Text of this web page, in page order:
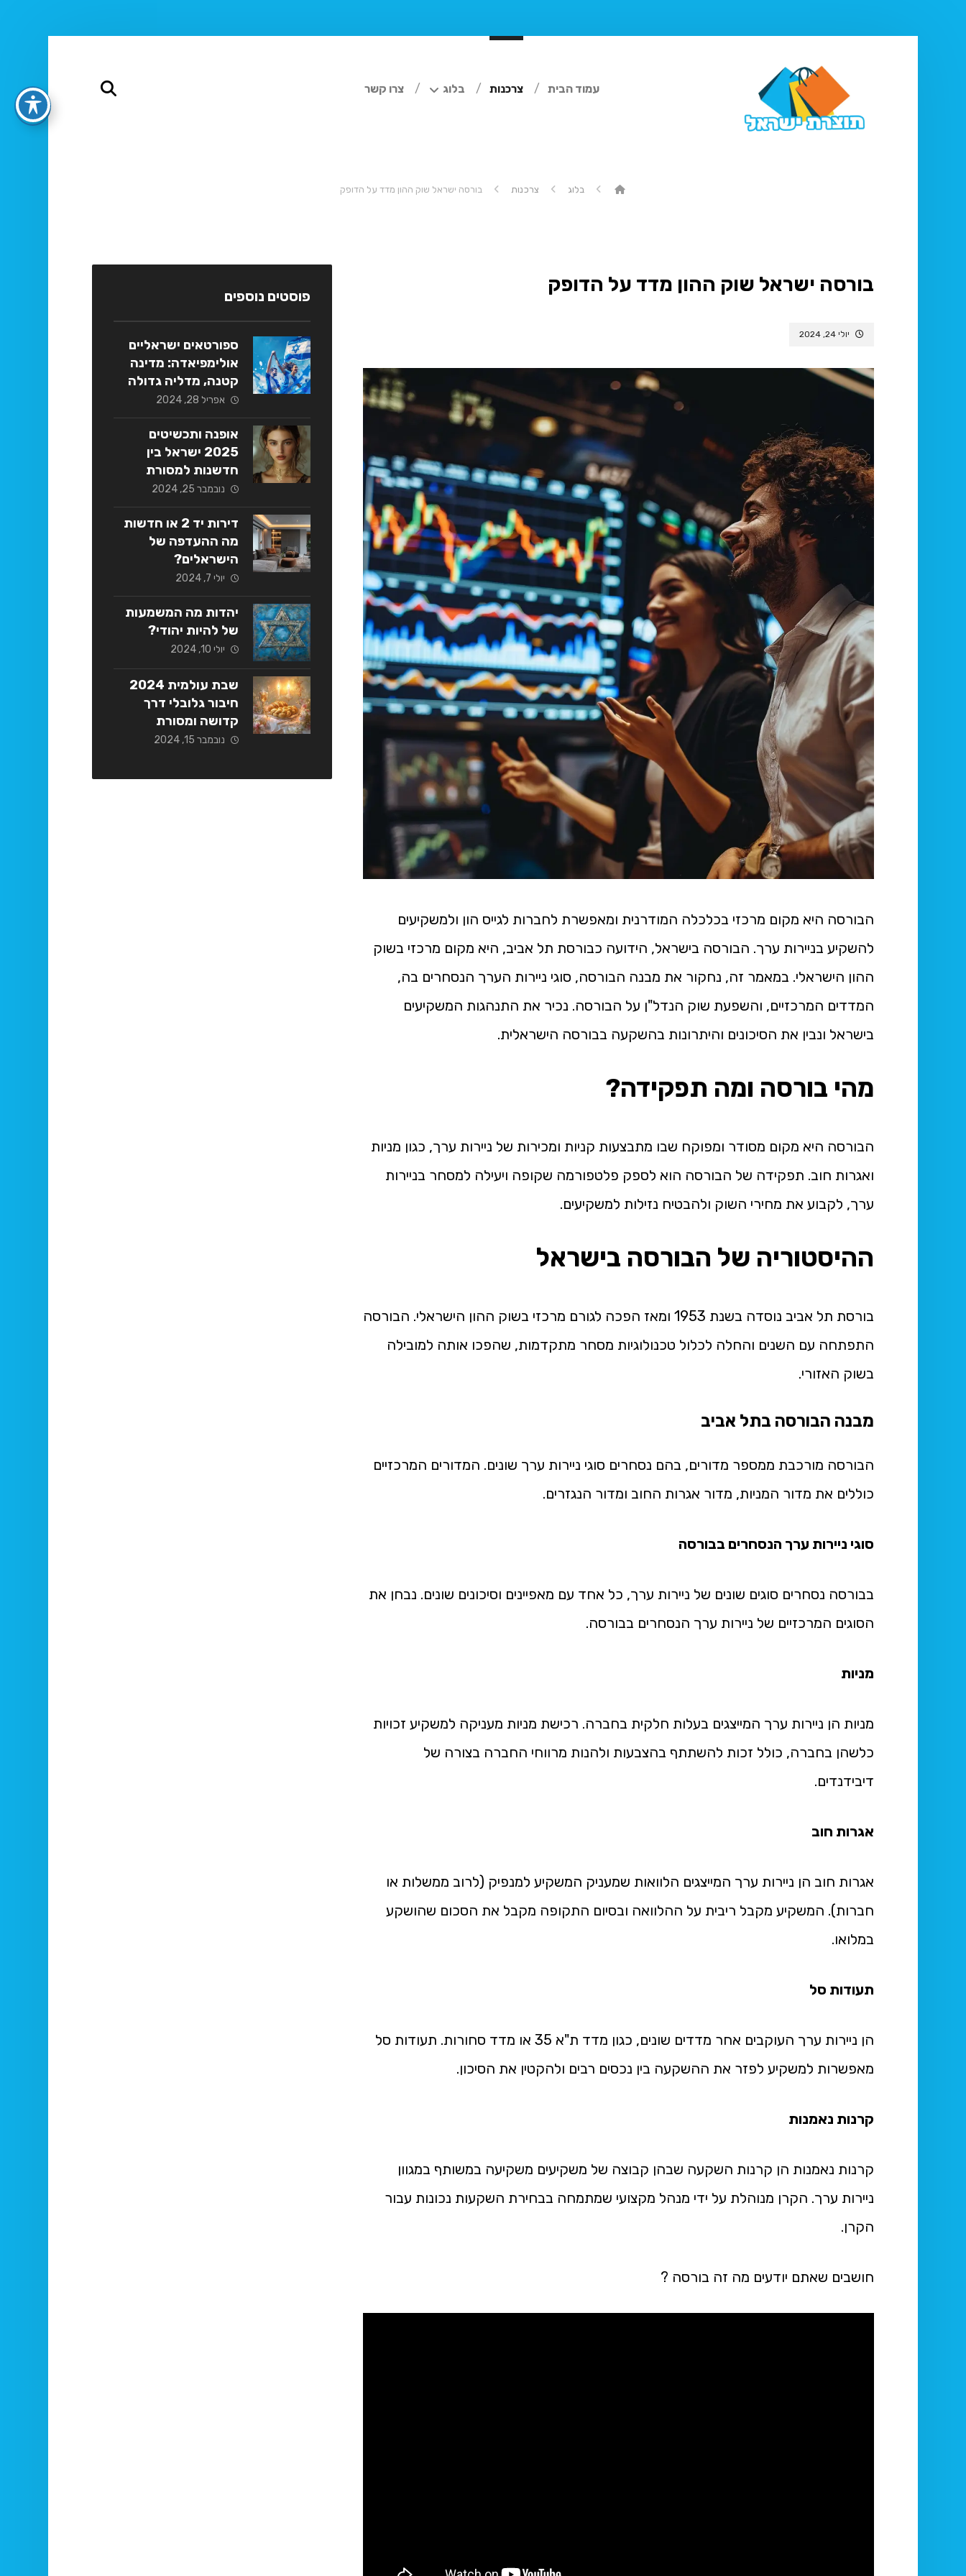
עמוד הבית צרכנות בלוג צרו קשר
בלוג צרכנות בורסה ישראל שוק ההון מדד על הדופק
בורסה ישראל שוק ההון מדד על הדופק
יולי 24, 2024
הבורסה היא מקום מרכזי בכלכלה המודרנית ומאפשרת לחברות לגייס הון ולמשקיעים
להשקיע בניירות ערך. הבורסה בישראל, הידועה כבורסת תל אביב, היא מקום מרכזי בשוק
ההון הישראלי. במאמר זה, נחקור את מבנה הבורסה, סוגי ניירות הערך הנסחרים בה,
המדדים המרכזיים, והשפעת שוק הנדל"ן על הבורסה. נכיר את התנהגות המשקיעים
בישראל ונבין את הסיכונים והיתרונות בהשקעה בבורסה הישראלית.
מהי בורסה ומה תפקידה?
הבורסה היא מקום מסודר ומפוקח שבו מתבצעות קניות ומכירות של ניירות ערך, כגון מניות
ואגרות חוב. תפקידה של הבורסה הוא לספק פלטפורמה שקופה ויעילה למסחר בניירות
ערך, לקבוע את מחירי השוק ולהבטיח נזילות למשקיעים.
ההיסטוריה של הבורסה בישראל
בורסת תל אביב נוסדה בשנת 1953 ומאז הפכה לגורם מרכזי בשוק ההון הישראלי. הבורסה
התפתחה עם השנים והחלה לכלול טכנולוגיות מסחר מתקדמות, שהפכו אותה למובילה
בשוק האזורי.
מבנה הבורסה בתל אביב
הבורסה מורכבת ממספר מדורים, בהם נסחרים סוגי ניירות ערך שונים. המדורים המרכזיים
כוללים את מדור המניות, מדור אגרות החוב ומדור הנגזרים.
סוגי ניירות ערך הנסחרים בבורסה
בבורסה נסחרים סוגים שונים של ניירות ערך, כל אחד עם מאפיינים וסיכונים שונים. נבחן את
הסוגים המרכזיים של ניירות ערך הנסחרים בבורסה.
מניות
מניות הן ניירות ערך המייצגים בעלות חלקית בחברה. רכישת מניות מעניקה למשקיע זכויות
כלשהן בחברה, כולל זכות להשתתף בהצבעות ולהנות מרווחי החברה בצורה של
דיבידנדים.
אגרות חוב
אגרות חוב הן ניירות ערך המייצגים הלוואות שמעניק המשקיע למנפיק (לרוב ממשלות או
חברות). המשקיע מקבל ריבית על ההלוואה ובסיום התקופה מקבל את הסכום שהושקע
במלואו.
תעודות סל
הן ניירות ערך העוקבים אחר מדדים שונים, כגון מדד ת"א 35 או מדד סחורות. תעודות סל
מאפשרות למשקיע לפזר את ההשקעה בין נכסים רבים ולהקטין את הסיכון.
קרנות נאמנות
קרנות נאמנות הן קרנות השקעה שבהן קבוצה של משקיעים משקיעה במשותף במגוון
ניירות ערך. הקרן מנוהלת על ידי מנהל מקצועי שמתמחה בבחירת השקעות נכונות עבור
הקרן.
חושבים שאתם יודעים מה זה בורסה ?
פוסטים נוספים
ספורטאים ישראליים
אולימפיאדה: מדינה
קטנה, מדליה גדולה
אפריל 28, 2024
אופנה ותכשיטים
2025 ישראל בין
חדשנות למסורת
נובמבר 25, 2024
דירות יד 2 או חדשות
מה ההעדפה של
הישראלים?
יולי 7, 2024
יהדות מה המשמעות
של להיות יהודי?
יולי 10, 2024
שבת עולמית 2024
חיבור גלובלי דרך
קדושה ומסורת
נובמבר 15, 2024